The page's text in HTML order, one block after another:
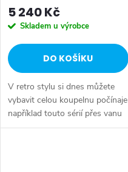
5 240 Kč
Skladem u výrobce
DO KOŠÍKU
V retro stylu si dnes můžete
vybavit celou koupelnu počínaje
například touto sérií přes vanu
Retro, doplňky Diamond až po